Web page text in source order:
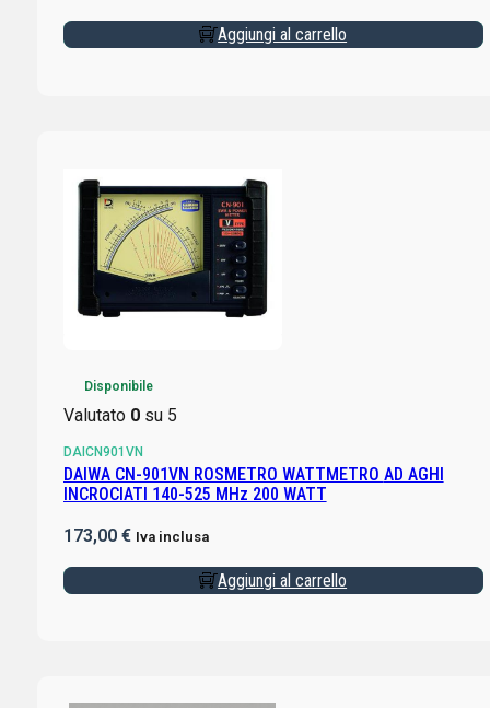
Aggiungi al carrello
Disponibile
Valutato 0su 5
DAICN901VN
DAIWA CN-901VN ROSMETRO WATTMETRO AD AGHI
INCROCIATI 140-525 MHz 200 WATT
173,00 € Iva inclusa
Aggiungi al carrello